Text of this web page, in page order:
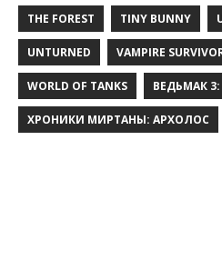
THE FOREST TINY BUNNY
UNTURNED VAMPIRE
WORLD OF TANKS ВЕДЬМАК
ХРОНИКИ МИРТАНЫ: АРХОЛОС